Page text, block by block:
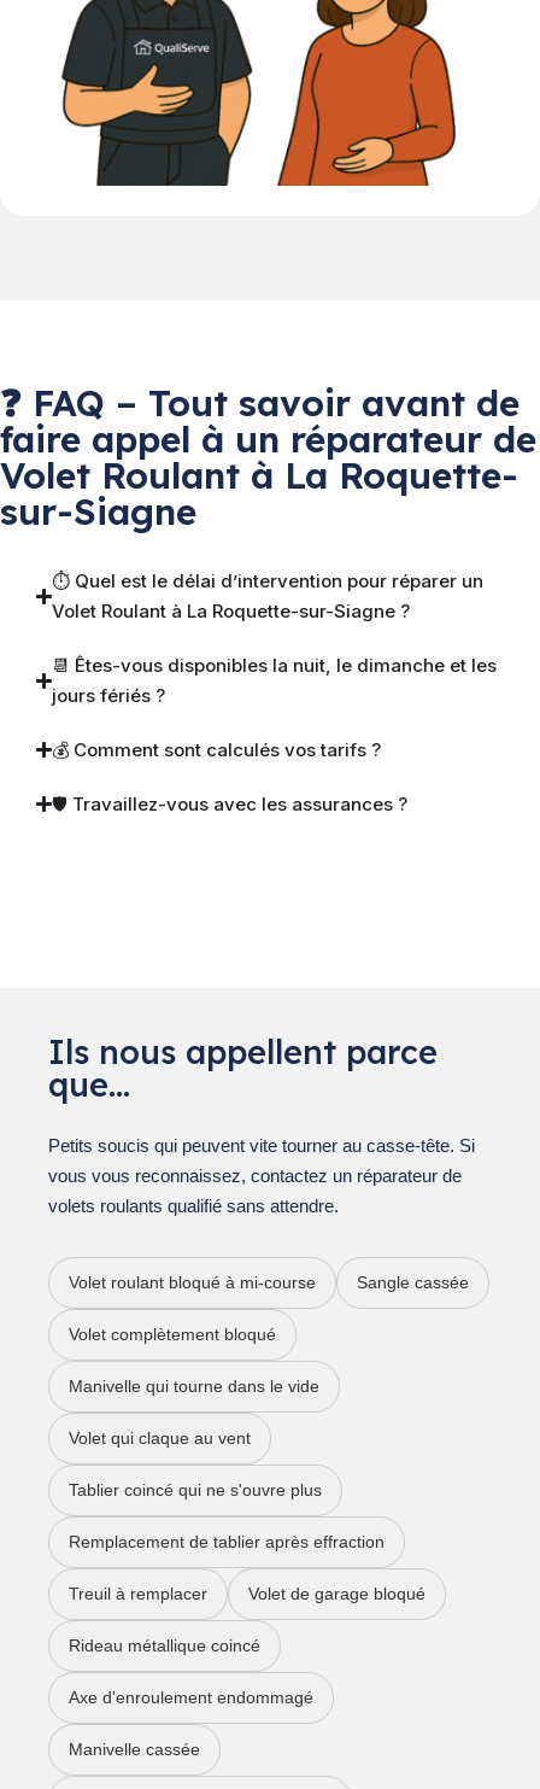
❓ FAQ – Tout savoir avant de
faire appel à un réparateur de
Volet Roulant à La Roquette-
sur-Siagne
⏱ Quel est le délai d’intervention pour réparer un
Volet Roulant à La Roquette-sur-Siagne ?
📆 Êtes-vous disponibles la nuit, le dimanche et les
jours fériés ?
💰 Comment sont calculés vos tarifs ?
🛡 Travaillez-vous avec les assurances ?
Ils nous appellent parce
que…
Petits soucis qui peuvent vite tourner au casse-tête. Si
vous vous reconnaissez, contactez un réparateur de
volets roulants qualifié sans attendre.
Volet roulant bloqué à mi-course Sangle cassée
Volet complètement bloqué
Manivelle qui tourne dans le vide
Volet qui claque au vent
Tablier coincé qui ne s'ouvre plus
Remplacement de tablier après effraction
Treuil à remplacer Volet de garage bloqué
Rideau métallique coincé
Axe d'enroulement endommagé
Manivelle cassée